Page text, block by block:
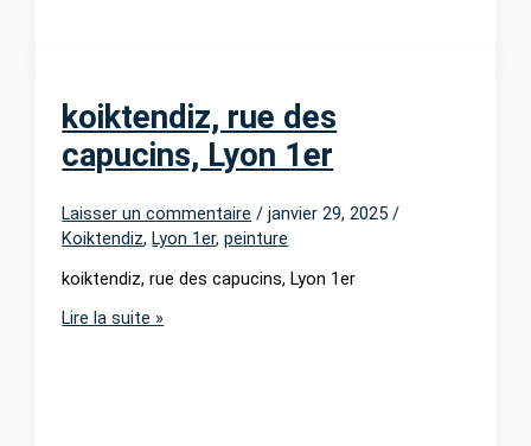
koiktendiz, rue des
capucins, Lyon 1er
Laisser un commentaire /janvier 29, 2025/
Koiktendiz,Lyon 1er,peinture
koiktendiz, rue des capucins, Lyon 1er
koiktendiz,
Lire la suite »